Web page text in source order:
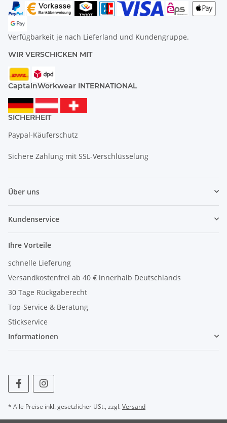
Verfügbarkeit je nach Lieferland und Kundengruppe.
WIR VERSCHICKEN MIT
CaptainWorkwear INTERNATIONAL
SICHERHEIT
Paypal-Käuferschutz
Sichere Zahlung mit SSL-Verschlüsselung
Über uns
Kundenservice
Ihre Vorteile
schnelle Lieferung
Versandkostenfrei ab 40 € innerhalb Deutschlands
30 Tage Rückgaberecht
Top-Service & Beratung
Stickservice
Informationen
* Alle Preise inkl. gesetzlicher USt., zzgl.Versand